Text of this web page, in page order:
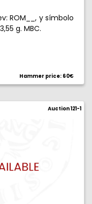
ROM__, y símbolo
g. MBC.
Hammer price: 60€
Auction 121-1